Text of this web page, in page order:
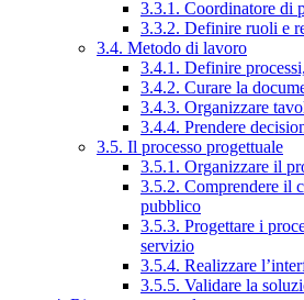
3.3.1. Coordinatore di
3.3.2. Definire ruoli e
3.4. Metodo di lavoro
3.4.1. Definire
3.4.2. Curare la
3.4.3. Organizzare
3.4.4. Prendere
3.5. Il processo progettuale
3.5.1. Organizzare il
3.5.2. Comprendere il
pubblico
3.5.3. Progettare i
servizio
3.5.4. Realizzare
3.5.5. Validare la